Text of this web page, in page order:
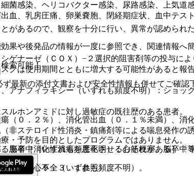
菌感染、ヘリコバクター感染、尿路感染、上気道
血、乳房圧痛、卵巣嚢胞、閉経期症状、血中テス
ゲナーゼ（ＣＯＸ）−２選択的阻害剤等の投与に
クは使用期間とともに増大する可能性があると報
ルホンアミドに対し過敏症の既往歴のある患者。
非ステロイド性消炎・鎮痛剤等による喘息発作の
患者［消化性潰瘍を悪化させるおそれがある］〔
る患者〔９．３．１参照〕。
があるので、観察を十分に行い、異常が認められ
アナフィラキシー（いずれも頻度不明）：ショッ
（０．２％）、消化管出血（０．１％未満）、消
脳卒中（いずれも頻度不明）：心筋梗塞、脳卒中
っ血性心不全（いずれも頻度不明）。
果や後発品の情報が一度に参照でき、関連情報へ
索可能！
最新の添付文書および安全性情報も併せてご確認
・予防を目的としたプログラムではありません。